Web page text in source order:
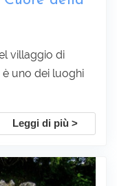
villaggio di
è uno dei luoghi
Leggi di più >